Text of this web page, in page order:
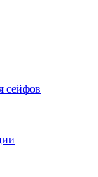
сейфов